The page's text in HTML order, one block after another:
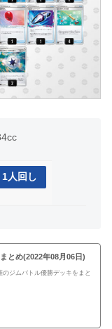
1人回し
とめ(2022年08月06日)
のジムバトル優勝デッキをまと